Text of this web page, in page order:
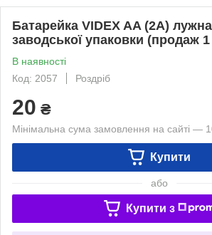
Батарейка VIDEX AA (2A)
заводської упаковки (продаж
В наявності
Код: 2057
Роздріб
20 ₴
Мінімальна сума замовлення на сайті —
Купити
або
Купити з